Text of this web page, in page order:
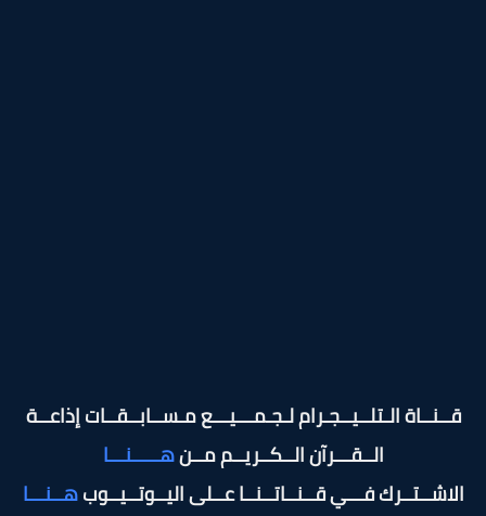
قــنــاة الـتلــيــجـرام لـجـمـــيـــع مـســابــقــات إذاعــة
الــقـــرآن الــكــريــم مــنهـــــنـــا
الاشــتــرك فـــي قــنــاتــنــا عــلى اليــوتــيــوبهــنـــا